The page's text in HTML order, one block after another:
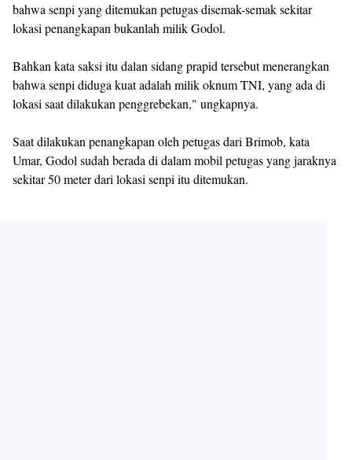
bahwa senpi yang ditemukan petugas disemak-semak sekitar
lokasi penangkapan bukanlah milik Godol.
Bahkan kata saksi itu dalan sidang prapid tersebut menerangkan
bahwa senpi diduga kuat adalah milik oknum TNI, yang ada di
lokasi saat dilakukan penggrebekan," ungkapnya.
Saat dilakukan penangkapan oleh petugas dari Brimob, kata
Umar, Godol sudah berada di dalam mobil petugas yang jaraknya
sekitar 50 meter dari lokasi senpi itu ditemukan.